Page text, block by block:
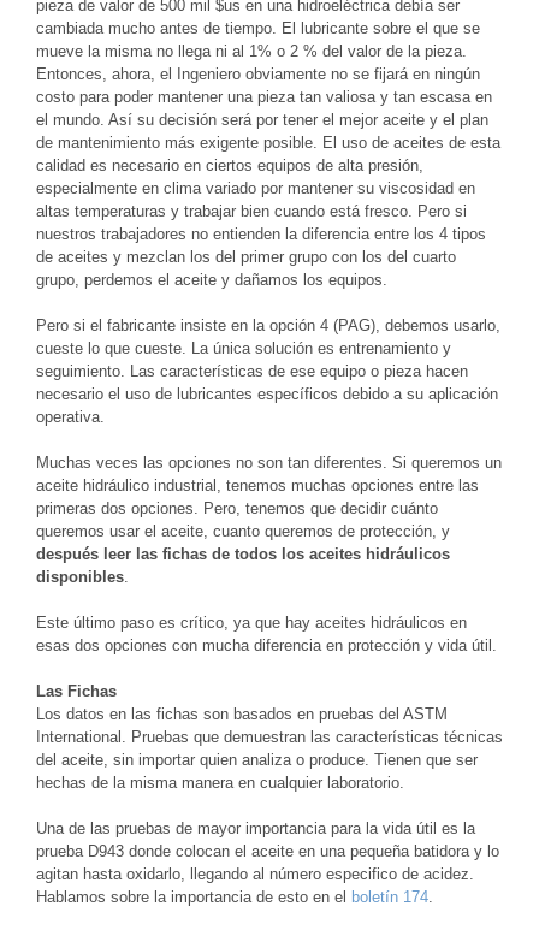
pieza de valor de 500 mil $us en una hidroeléctrica debía ser
cambiada mucho antes de tiempo. El lubricante sobre el que se
mueve la misma no llega ni al 1% o 2 % del valor de la pieza.
Entonces, ahora, el Ingeniero obviamente no se fijará en ningún
costo para poder mantener una pieza tan valiosa y tan escasa en
el mundo. Así su decisión será por tener el mejor aceite y el plan
de mantenimiento más exigente posible. El uso de aceites de esta
calidad es necesario en ciertos equipos de alta presión,
especialmente en clima variado por mantener su viscosidad en
altas temperaturas y trabajar bien cuando está fresco. Pero si
nuestros trabajadores no entienden la diferencia entre los 4 tipos
de aceites y mezclan los del primer grupo con los del cuarto
grupo, perdemos el aceite y dañamos los equipos.
Pero si el fabricante insiste en la opción 4 (PAG), debemos usarlo,
cueste lo que cueste. La única solución es entrenamiento y
seguimiento. Las características de ese equipo o pieza hacen
necesario el uso de lubricantes específicos debido a su aplicación
operativa.
Muchas veces las opciones no son tan diferentes. Si queremos un
aceite hidráulico industrial, tenemos muchas opciones entre las
primeras dos opciones. Pero, tenemos que decidir cuánto
queremos usar el aceite, cuanto queremos de protección, y
después leer las fichas de todos los aceites hidráulicos
disponibles
Este último paso es crítico, ya que hay aceites hidráulicos en
esas dos opciones con mucha diferencia en protección y vida útil.
Las Fichas
Los datos en las fichas son basados en pruebas del ASTM
International. Pruebas que demuestran las características técnicas
del aceite, sin importar quien analiza o produce. Tienen que ser
hechas de la misma manera en cualquier laboratorio.
Una de las pruebas de mayor importancia para la vida útil es la
prueba D943 donde colocan el aceite en una pequeña batidora y lo
agitan hasta oxidarlo, llegando al número especifico de acidez.
Hablamos sobre la importancia de esto en el boletín 174